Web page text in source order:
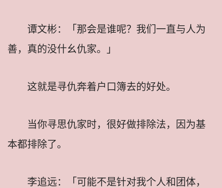
谭文彬：「那会是谁呢？我们一直与人为
善，真的没什幺仇家。」
这就是寻仇奔着户口簿去的好处。
当你寻思仇家时，很好做排除法，因为基
本都排除了。
李追远：「可能不是针对我个人和团体，